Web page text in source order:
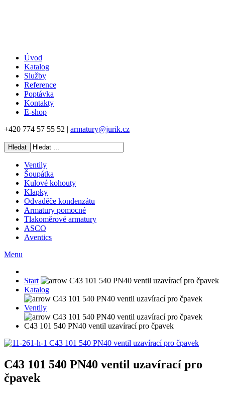
Úvod
Katalog
Služby
Reference
Poptávka
Kontakty
E-shop
+420 774 57 55 52 | armatury@jurik.cz
Ventily
Šoupátka
Kulové kohouty
Klapky
Odvaděče kondenzátu
Armatury pomocné
Tlakoměrové armatury
ASCO
Aventics
Menu
Start
Katalog
Ventily
C43 101 540 PN40 ventil uzavírací pro čpavek
C43 101 540 PN40 ventil uzavírací pro
čpavek